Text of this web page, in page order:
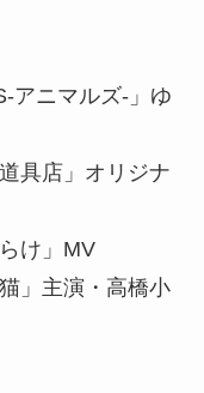
アニマルズ-」ゆ
具店」オリジナ
け」MV
」主演・高橋小